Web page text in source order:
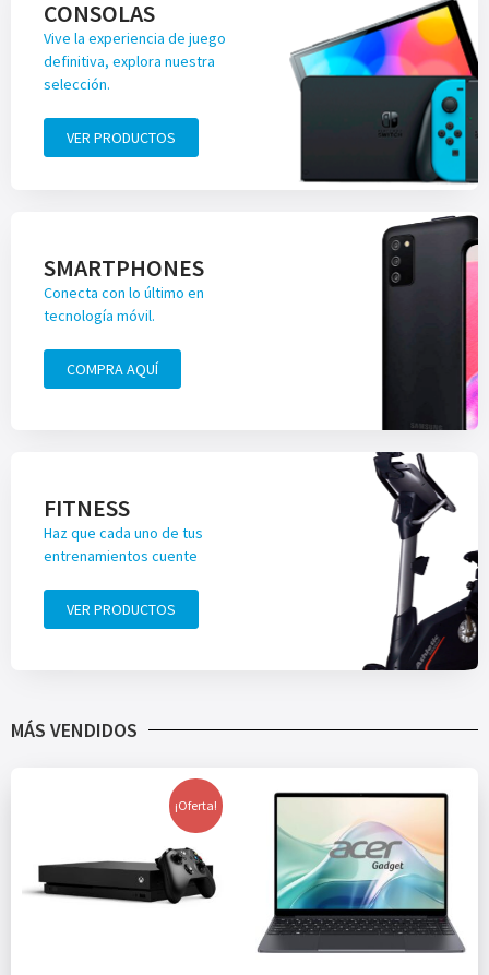
CONSOLAS
Vive la experiencia de juego
definitiva, explora nuestra
selección.
VER PRODUCTOS
SMARTPHONES
Conecta con lo último en
tecnología móvil.
COMPRA AQUÍ
FITNESS
Haz que cada uno de tus
entrenamientos cuente
VER PRODUCTOS
MÁS VENDIDOS
¡Oferta!